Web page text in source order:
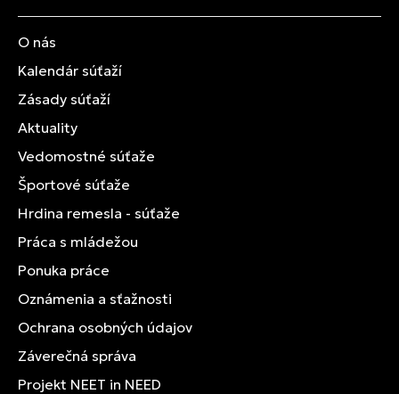
O nás
Kalendár súťaží
Zásady súťaží
Aktuality
Vedomostné súťaže
Športové súťaže
Hrdina remesla - súťaže
Práca s mládežou
Ponuka práce
Oznámenia a sťažnosti
Ochrana osobných údajov
Záverečná správa
Projekt NEET in NEED